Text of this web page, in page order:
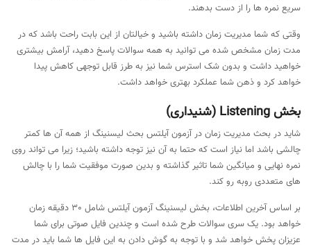
سریع نمره ها را از دست بدهند.
وقتی که شما مدیریت زمان داشته باشید و خیالتان از این بابت راحت باشد که در
مدت زمان مشخص شده می توانید به همه سوالات پاسخ دهید، آرامش بیشتری
خواهید داشت و بدون شک استرس شما نیز به طرز قابل توجهی کاهش پیدا
خواهد کرد و ذهن شما عملکرد بهتری خواهد داشت.
بخش Listening (شنیداری)
شاید در بحث مدیریت زمان در آزمون آیلتس بحث لیسنینگ از همه آن ها کمتر
چالشی باشد اما نیاز است که حتما به آن نیز توجه داشته باشید؛ زیرا می تواند روی
نمره نهایی و میانگین شما تاثیر گذاشته و بدین صورت موفقیت شما را با چالش
های متعددی روبه رو کند.
بر اساس آخرین اطلاعات، بخش لیسنینگ آزمون آیلتس شامل 30 دقیقه زمان
خواهد بود. یک سری سوالات طرح شده است و چندین فایل صوتی برای شما
عزیزان پخش خواهد شد و با توجه به گوش دادن به این فایل ها شما باید در مدت